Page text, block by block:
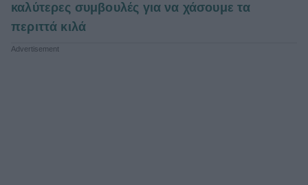
καλύτερες συμβουλές για να χάσουμε τα
περιττά κιλά